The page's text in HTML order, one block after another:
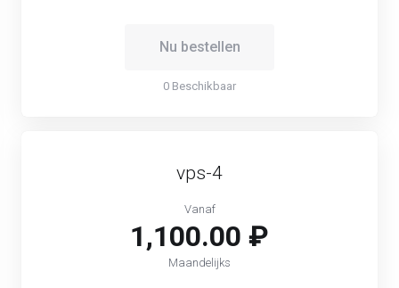
Nu bestellen
0 Beschikbaar
vps-4
Vanaf
1,100.00 ₽
Maandelijks